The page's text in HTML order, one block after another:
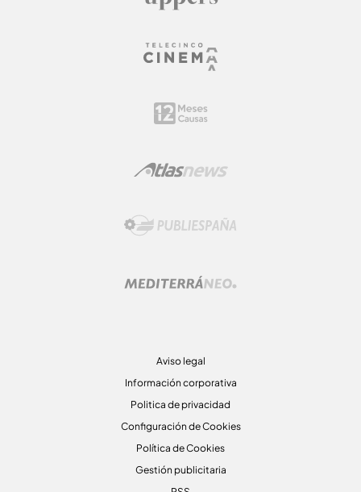
Aviso legal
Información corporativa
Politica de privacidad
Configuración de Cookies
Política de Cookies
Gestión publicitaria